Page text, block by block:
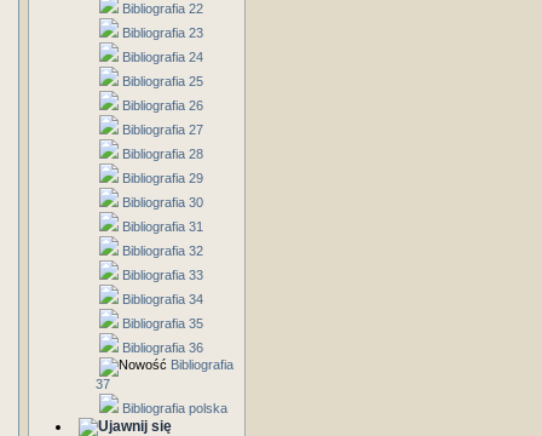
Bibliografia 22
Bibliografia 23
Bibliografia 24
Bibliografia 25
Bibliografia 26
Bibliografia 27
Bibliografia 28
Bibliografia 29
Bibliografia 30
Bibliografia 31
Bibliografia 32
Bibliografia 33
Bibliografia 34
Bibliografia 35
Bibliografia 36
Bibliografia
37
Bibliografia polska